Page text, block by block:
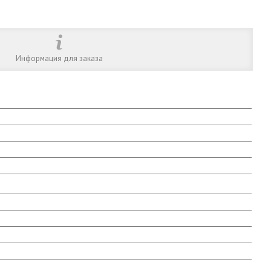
Информация для заказа